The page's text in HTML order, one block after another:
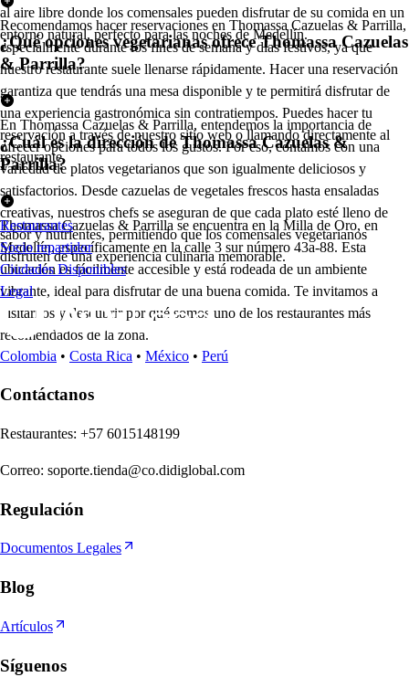
al aire libre donde los comensales pueden disfrutar de su comida en un
entorno natural, perfecto para las noches de Medellín.
Recomendamos hacer reservaciones en Thomassa Cazuelas & Parrilla,
especialmente durante los fines de semana y días festivos, ya que
nuestro restaurante suele llenarse rápidamente. Hacer una reservación
garantiza que tendrás una mesa disponible y te permitirá disfrutar de
una experiencia gastronómica sin contratiempos. Puedes hacer tu
reservación a través de nuestro sitio web o llamando directamente al
restaurante.
¿Qué opciones vegetarianas ofrece Thomassa Cazuelas
& Parrilla?
En Thomassa Cazuelas & Parrilla, entendemos la importancia de
ofrecer opciones para todos los gustos. Por eso, contamos con una
variedad de platos vegetarianos que son igualmente deliciosos y
satisfactorios. Desde cazuelas de vegetales frescos hasta ensaladas
creativas, nuestros chefs se aseguran de que cada plato esté lleno de
sabor y nutrientes, permitiendo que los comensales vegetarianos
disfruten de una experiencia culinaria memorable.
¿Cuál es la dirección de Thomassa Cazuelas &
Parrilla?
Thomassa Cazuelas & Parrilla se encuentra en la Milla de Oro, en
Medellín, específicamente en la calle 3 sur número 43a-88. Esta
ubicación es fácilmente accesible y está rodeada de un ambiente
vibrante, ideal para disfrutar de una buena comida. Te invitamos a
visitarnos y descubrir por qué somos uno de los restaurantes más
recomendados de la zona.
Restaurantes
Socio repartidor
Ciudades Disponibles
Legal
Colombia • Costa Rica • México • Perú
Contáctanos
Restaurantes: +57 6015148199
Correo: soporte.tienda@co.didiglobal.com
Regulación
Documentos Legales
Blog
Artículos
Síguenos